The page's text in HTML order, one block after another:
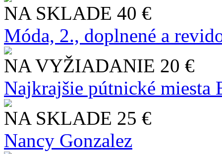
NA SKLADE 40 €
Móda, 2., doplnené a
NA VYŽIADANIE 20 €
Najkrajšie pútnické miesta
NA SKLADE 25 €
Nancy Gonzalez